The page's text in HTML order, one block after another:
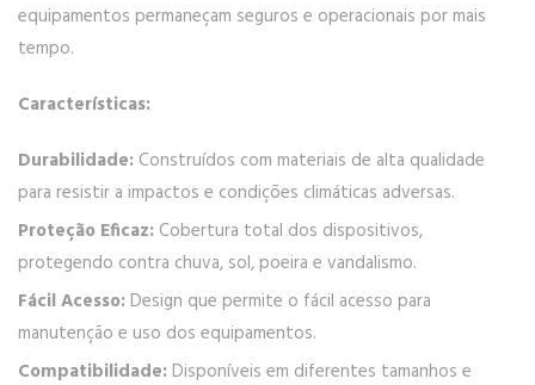
equipamentos permaneçam seguros e operacionais por mais
tempo.
Características:
Durabilidade: Construídos com materiais de alta qualidade
para resistir a impactos e condições climáticas adversas.
Proteção Eficaz: Cobertura total dos dispositivos,
protegendo contra chuva, sol, poeira e vandalismo.
Fácil Acesso: Design que permite o fácil acesso para
manutenção e uso dos equipamentos.
Compatibilidade: Disponíveis em diferentes tamanhos e